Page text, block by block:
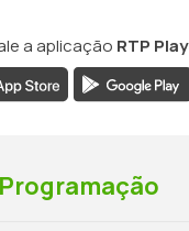
a aplicação RTP Play
Programação